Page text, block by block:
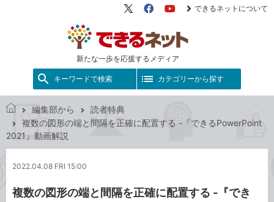
新たな一歩を応援するメディア
X（旧
FacebookYouTube
できるネットについて
キーワードで検索 カテゴリーから探す
で
き
ッ
編集部から
読者特典
複数の図形の端と間隔を正確に配置する -『できるPowerPoint
2021』動画解説
2022.04.08 FRI 15:00
複数の図形の端と間隔を正確に配置する -『でき